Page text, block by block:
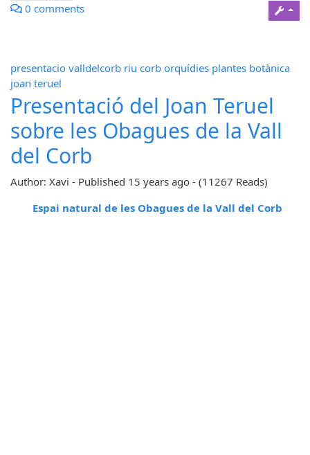
0 comments
presentacio valldelcorb riu corb orquídies plantes botànica
joan teruel
Presentació del Joan Teruel
sobre les Obagues de la Vall
del Corb
Author: Xavi - Published 15 years ago - (11267 Reads)
Espai natural de les Obagues de la Vall del Corb